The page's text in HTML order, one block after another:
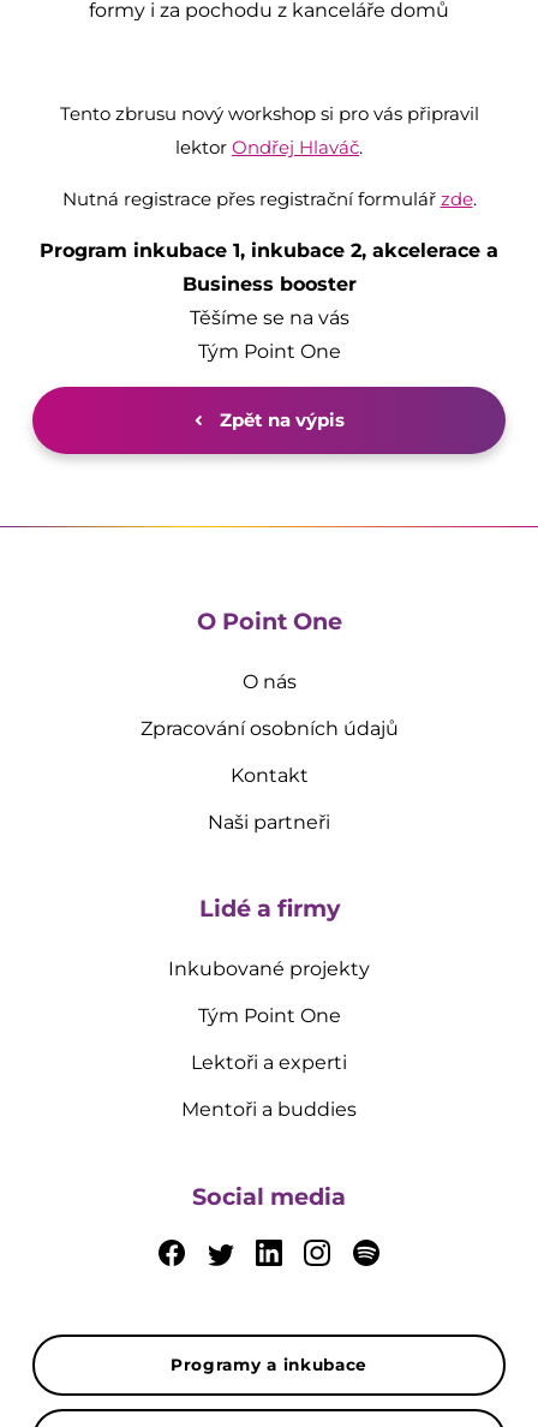
formy i za pochodu z kanceláře domů
Tento zbrusu nový workshop si pro vás připravil
lektor Ondřej Hlaváč.
Nutná registrace přes registrační formulář zde.
Program inkubace 1, inkubace 2, akcelerace a
Business booster
Těšíme se na vás
Tým Point One
Zpět na výpis
O Point One
O nás
Zpracování osobních údajů
Kontakt
Naši partneři
Lidé a firmy
Inkubované projekty
Tým Point One
Lektoři a experti
Mentoři a buddies
Social media
Programy a inkubace